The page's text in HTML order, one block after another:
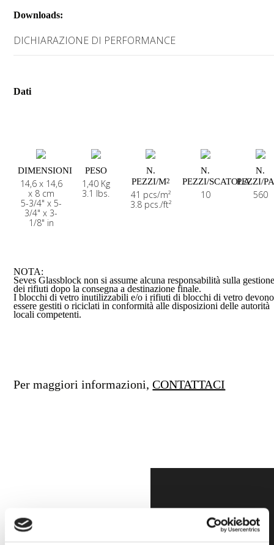
Downloads:
DICHIARAZIONE DI PERFORMANCE
Dati
DIMENSIONI
14,6 x 14,6
x 8 cm
5-3/4" x 5-
3/4" x 3-
1/8" in
PESO
1,40 Kg
3.1 lbs.
N.
PEZZI/M2
41 pcs/m²
3.8 pcs./ft²
N.
PEZZI/SCATOLA
10
N.
PEZZI/
560
NOTA:
Seves Glassblock non si assume alcuna responsabilità sulla
dei rifiuti dopo la consegna a destinazione finale.
I blocchi di vetro inutilizzabili e/o i rifiuti di blocchi di vetro devono
essere gestiti o riciclati in conformità alle disposizioni delle autorità
locali competenti.
Per maggiori informazioni,CONTATTACI